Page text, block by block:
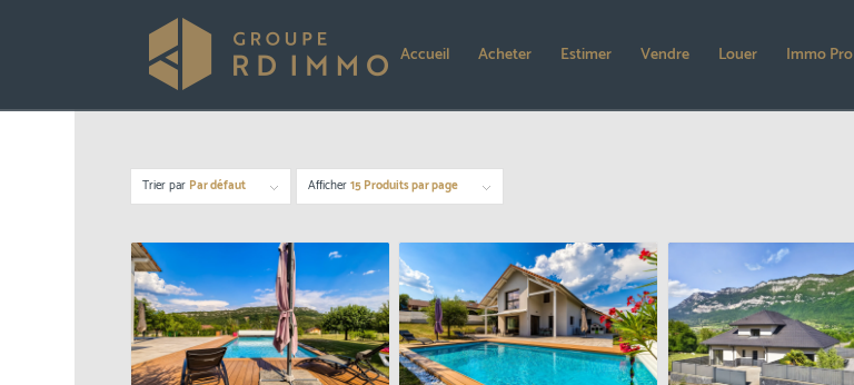
Accueil Acheter Estimer Vendre Louer Immo Pro
Trier par Par défaut Afficher15 Produits par page